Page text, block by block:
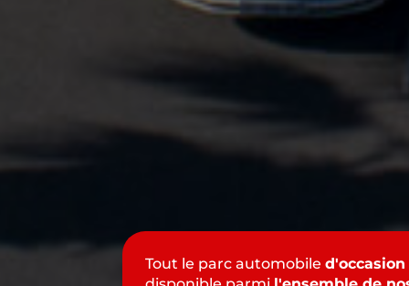
Tout le parc automobiled'occasion